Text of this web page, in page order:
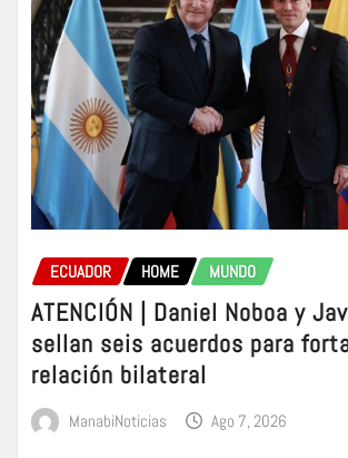
ECUADOR HOME MUNDO
ATENCIÓN | Daniel Noboa y
sellan seis acuerdos para
relación bilateral
ManabiNoticias Ago 7, 2026